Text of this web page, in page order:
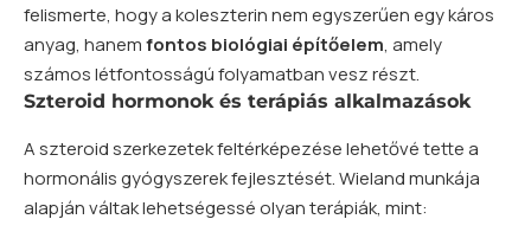
felismerte, hogy a koleszterin nem egyszerűen egy káros
anyag, hanemfontos biológiai építőelem, amely
számos létfontosságú folyamatban vesz részt.
Szteroid hormonok és terápiás alkalmazások
A szteroid szerkezetek feltérképezése lehetővé tette a
hormonális gyógyszerek fejlesztését. Wieland munkája
alapján váltak lehetségessé olyan terápiák, mint: